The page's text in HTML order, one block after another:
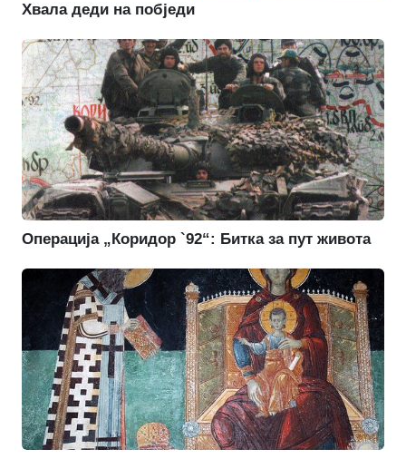
Хвала деди на побједи
Операција „Коридор `92“: Битка за пут живота